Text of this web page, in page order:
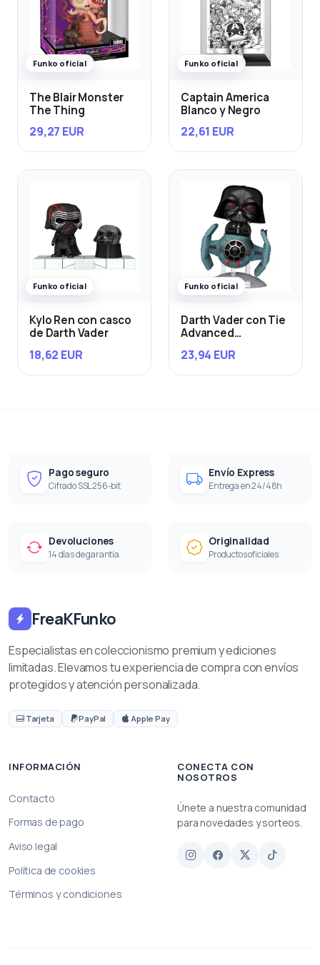
Funko oficial
The Blair Monster
The Thing
29,27 EUR
Funko oficial
Captain America
Blanco y Negro
22,61 EUR
Funko oficial
Kylo Ren con casco
de Darth Vader
18,62 EUR
Funko oficial
Darth Vader con Tie
Advanced
23,94 EUR
Pago seguro
Cifrado SSL 256-bit
Envío Express
Entrega en 24/48h
Devoluciones
14 días de garantía
Originalidad
Productos oficiales
FreaKFunko
Especialistas en coleccionismo premium y ediciones
limitadas. Elevamos tu experiencia de compra con envíos
protegidos y atención personalizada.
Tarjeta PayPal Apple Pay
INFORMACIÓN
Contacto
Formas de pago
Aviso legal
Política de cookies
Términos y condiciones
CONECTA CON
NOSOTROS
Únete a nuestra comunidad
para novedades y sorteos.